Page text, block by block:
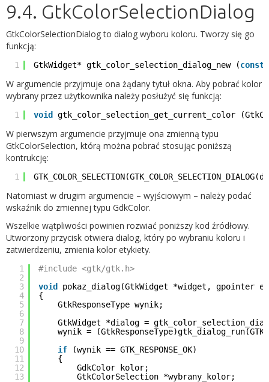
9.4. GtkColorSelectionDialog
GtkColorSelectionDialog to dialog wyboru koloru. Tworzy się go
funkcją:
1 GtkWidget* gtk_color_selection_dialog_new (const
W argumencie przyjmuje ona żądany tytuł okna. Aby pobrać kolor
wybrany przez użytkownika należy posłużyć się funkcją:
1 void gtk_color_selection_get_current_color
W pierwszym argumencie przyjmuje ona zmienną typu
GtkColorSelection, którą można pobrać stosując poniższą
kontrukcję:
1
Natomiast w drugim argumencie – wyjściowym – należy podać
wskaźnik do zmiennej typu GdkColor.
Wszelkie wątpliwości powinien rozwiać poniższy kod źródłowy.
Utworzony przycisk otwiera dialog, który po wybraniu koloru i
zatwierdzeniu, zmienia kolor etykiety.
1
2
3
4
5
6
7
8
9
10
11
12
13
#include <gtk/gtk.h>
void
pokaz_dialog(GtkWidget *widget, gpointer
{
GtkResponseType wynik;
GtkWidget *dialog =
wynik =
if
(wynik == GTK_RESPONSE_OK)
{
GdkColor kolor;
GtkColorSelection *wybrany_kolor;